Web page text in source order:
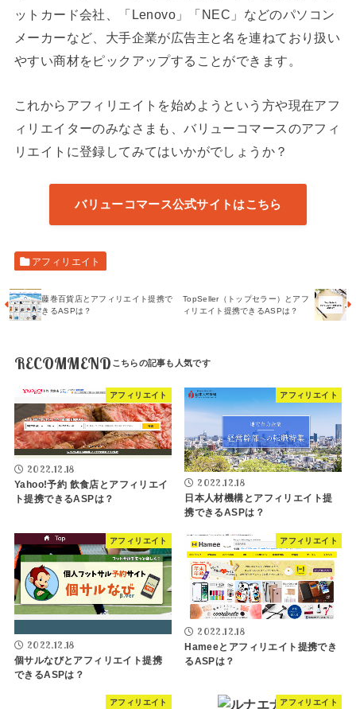
ットカード会社、「Lenovo」「NEC」などのパソコン
メーカーなど、大手企業が広告主と名を連ねており扱い
やすい商材をピックアップすることができます。
これからアフィリエイトを始めようという方や現在アフ
ィリエイターのみなさまも、バリューコマースのアフィ
リエイトに登録してみてはいかがでしょうか？
バリューコマース公式サイトはこちら
アフィリエイト
藤巻百貨店とアフィリエイト提携で
きるASPは？
TopSeller（トップセラー）とアフ
ィリエイト提携できるASPは？
RECOMMEND
アフィリエイト
2022.12.18
Yahoo!予約 飲食店とアフィリエイ
ト提携できるASPは？
アフィリエイト
2022.12.18
日本人材機構とアフィリエイト提
携できるASPは？
アフィリエイト
2022.12.18
個サルなびとアフィリエイト提携
できるASPは？
アフィリエイト
2022.12.18
Hameeとアフィリエイト提携でき
るASPは？
アフィリエイト アフィリエイト